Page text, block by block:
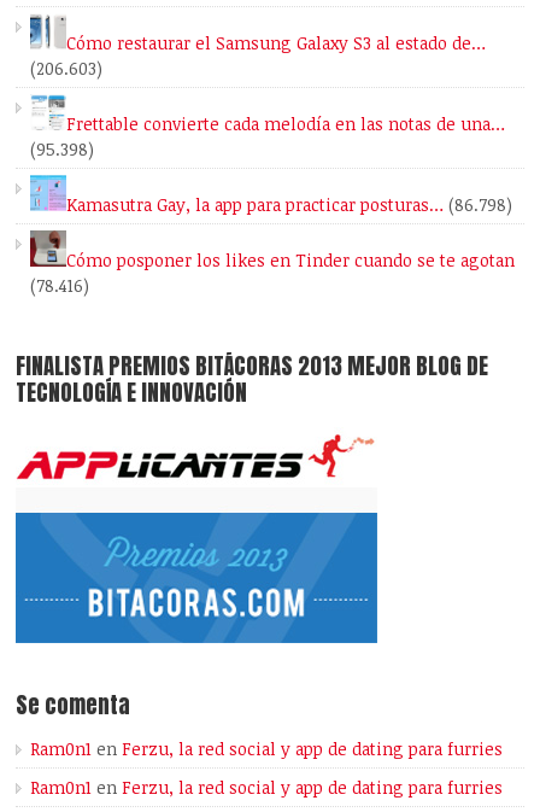
Cómo restaurar el Samsung Galaxy S3 al estado de…
(206.603)
Frettable convierte cada melodía en las notas de una…
(95.398)
Kamasutra Gay, la app para practicar posturas… (86.798)
Cómo posponer los likes en Tinder cuando se te agotan
(78.416)
FINALISTA PREMIOS BITÁCORAS 2013 MEJOR BLOG DE
TECNOLOGÍA E INNOVACIÓN
Se comenta
Ram0n1 enFerzu, la red social y app de dating para furries
Ram0n1 enFerzu, la red social y app de dating para furries